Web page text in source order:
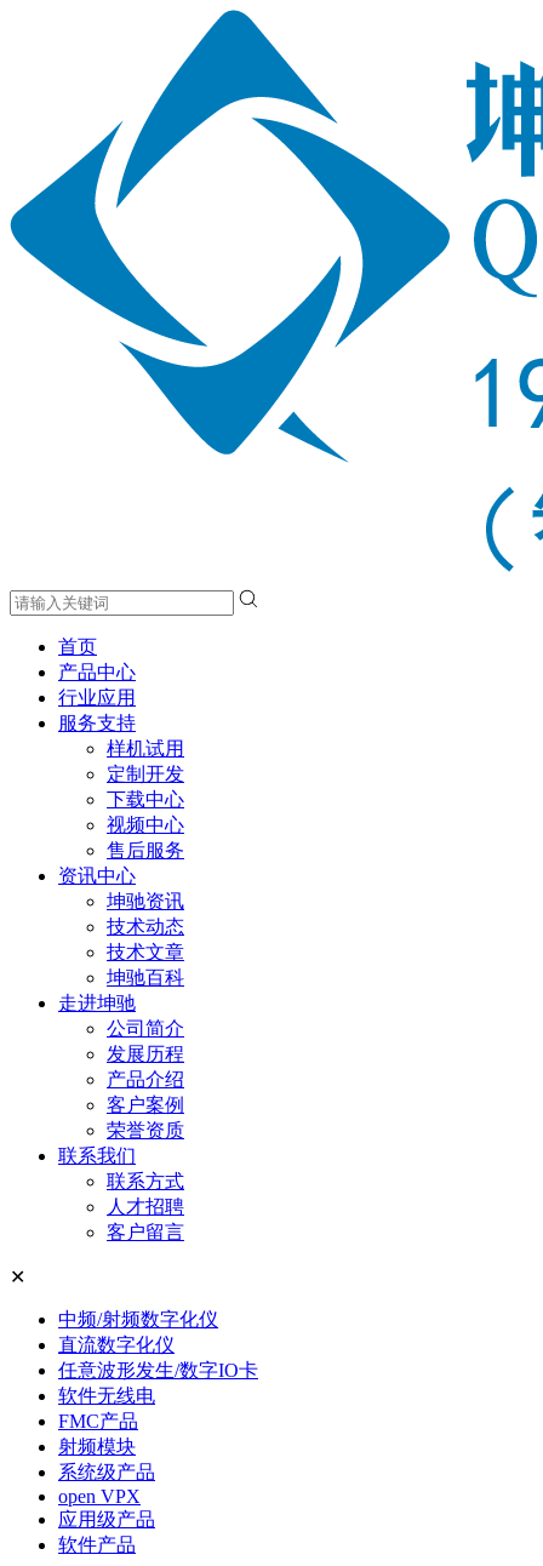
首页
产品中心
行业应用
服务支持
样机试用
定制开发
下载中心
视频中心
售后服务
资讯中心
坤驰资讯
技术动态
技术文章
坤驰百科
走进坤驰
公司简介
发展历程
产品介绍
客户案例
荣誉资质
联系我们
联系方式
人才招聘
客户留言
✕
中频/射频数字化仪
直流数字化仪
任意波形发生/数字IO卡
软件无线电
FMC产品
射频模块
系统级产品
open VPX
应用级产品
软件产品